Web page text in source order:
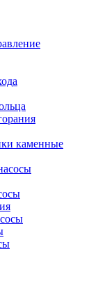
каменные